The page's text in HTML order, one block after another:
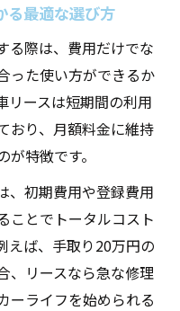
ースの違いと選び
トと注意すべき点
サブスクの特徴解
活用術
抑える方法を徹底
トを最適化するポ
る最適な選び方
る際は、費用だけでな
った使い方ができるか
リースは短期間の利用
おり、月額料金に維持
特徴です。
、初期費用や登録費用
ことでトータルコスト
えば、手取り20万円の
、リースなら急な修理
ーライフを始められる